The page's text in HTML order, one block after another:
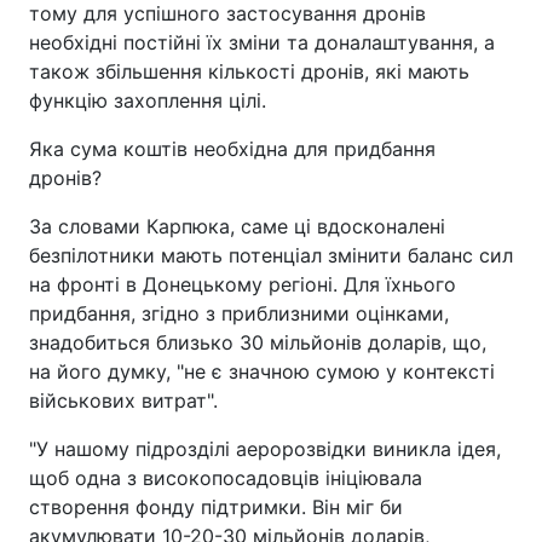
тому для успішного застосування дронів
необхідні постійні їх зміни та доналаштування, а
також збільшення кількості дронів, які мають
функцію захоплення цілі.
Яка сума коштів необхідна для придбання
дронів?
За словами Карпюка, саме ці вдосконалені
безпілотники мають потенціал змінити баланс сил
на фронті в Донецькому регіоні. Для їхнього
придбання, згідно з приблизними оцінками,
знадобиться близько 30 мільйонів доларів, що,
на його думку, "не є значною сумою у контексті
військових витрат".
"У нашому підрозділі аеророзвідки виникла ідея,
щоб одна з високопосадовців ініціювала
створення фонду підтримки. Він міг би
акумулювати 10-20-30 мільйонів доларів,